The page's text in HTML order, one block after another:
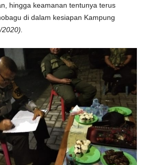
hingga keamanan tentunya terus
di dalam kesiapan Kampung